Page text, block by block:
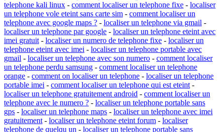
telephone kali linux - comment localiser un telephone fixe - localiser
un telephone vole eteint sans carte sim - comment localiser un
telephone avec google maps ? - localiser un telephone via gmail -
localiser un telephone par google - localiser un telephone eteint avec
imei gratuit - localiser un numero de telephone fixe - localiser un
telephone eteint avec imei - localiser un telephone portable avec
gmail - localiser un telephone avec son numero - comment localiser
un telephone perdu samsung - comment localiser un telephone
orange - comment on localiser un telephone - localiser un telephone
portable imei - comment localiser un telephone qui est eteint -
localiser un telephone gratuitement android - comment localiser un
telephone avec le numero ? - localiser un telephone portable sans
gps - localiser un telephone maps - localiser un telephone avec imei
gratuitement - localiser un telephone eteint forum - localiser
telephone de quelqu un - localiser un telephone portable sans